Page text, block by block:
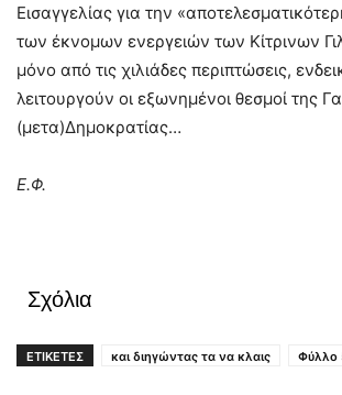
Εισαγγελίας για την
των έκνομων ενεργειών των Κίτρινων
μόνο από τις χιλιάδες περιπτώσεις,
λειτουργούν οι εξωνημένοι θεσμοί της
(μετα)Δημοκρατίας…
Ε.Φ.
Σχόλια
ΕΤΙΚΕΤΕΣ και διηγώντας τα να κλαις Φύλλο